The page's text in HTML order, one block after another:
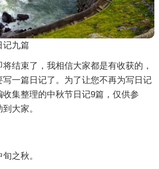
记九篇
结束了，我相信大家都是有收获的，
写一篇日记了。为了让您不再为写日记
集整理的中秋节日记9篇，仅供参
大家。
之秋。